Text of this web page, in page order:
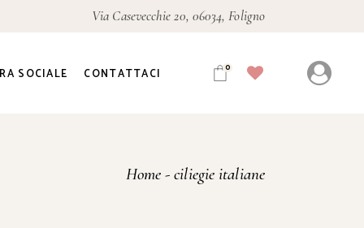
Via Casevecchie 20, 06034, Foligno
SOCIALE CONTATTACI 0
Home ciliegie italiane